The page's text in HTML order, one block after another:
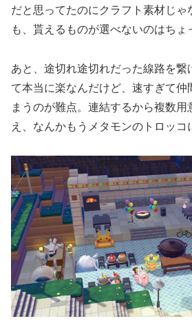
だと思ってたのにクラフト素材じ
も、貰えるものが選べないのはちょ
あと、途切れ途切れだった線路を繋
て本当に楽なんだけど、速すぎて仲
まうのが難点。連結するから複数用
え、なんかもうメタモンのトロッコ